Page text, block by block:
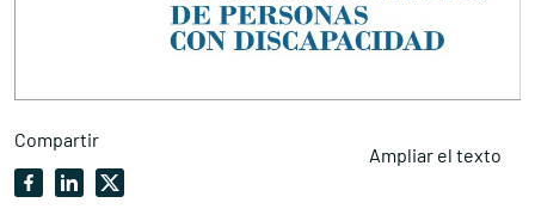
Compartir
Ampliar el texto